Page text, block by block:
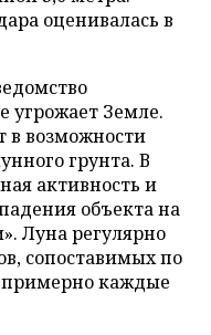
оценивалась в
угрожает Земле.
в возможности
грунта. В
активность и
объекта на
Луна регулярно
сопоставимых по
каждые